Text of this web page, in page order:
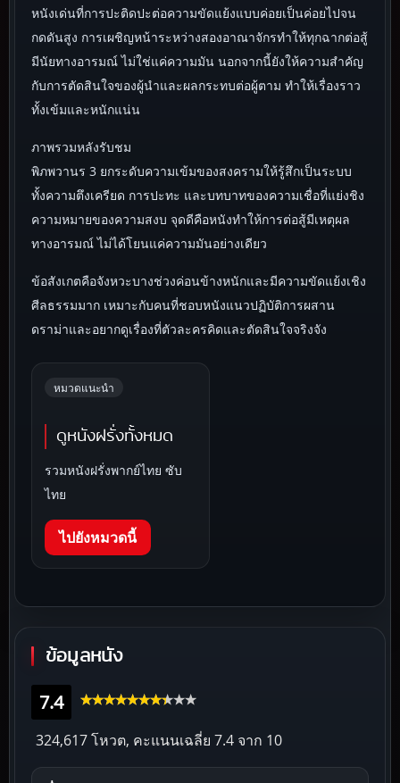
หนังเด่นที่การปะติดปะต่อความขัดแย้งแบบค่อยเป็นค่อยไปจน
กดดันสูง การเผชิญหน้าระหว่างสองอาณาจักรทำให้ทุกฉากต่อสู้
มีนัยทางอารมณ์ ไม่ใช่แค่ความมัน นอกจากนี้ยังให้ความสำคัญ
กับการตัดสินใจของผู้นำและผลกระทบต่อผู้ตาม ทำให้เรื่องราว
ทั้งเข้มและหนักแน่น
ภาพรวมหลังรับชม
พิภพวานร 3 ยกระดับความเข้มของสงครามให้รู้สึกเป็นระบบ
ทั้งความตึงเครียด การปะทะ และบทบาทของความเชื่อที่แย่งชิง
ความหมายของความสงบ จุดดีคือหนังทำให้การต่อสู้มีเหตุผล
ทางอารมณ์ ไม่ได้โยนแค่ความมันอย่างเดียว
ข้อสังเกตคือจังหวะบางช่วงค่อนข้างหนักและมีความขัดแย้งเชิง
ศีลธรรมมาก เหมาะกับคนที่ชอบหนังแนวปฏิบัติการผสาน
ดราม่าและอยากดูเรื่องที่ตัวละครคิดและตัดสินใจจริงจัง
หมวดแนะนำ
ดูหนังฝรั่งทั้งหมด
รวมหนังฝรั่งพากย์ไทย ซับ
ไทย
ไปยังหมวดนี้
ข้อมูลหนัง
7.4
324,617 โหวต, คะแนนเฉลี่ย 7.4 จาก 10